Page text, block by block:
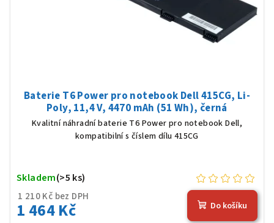
Baterie T6 Power pro notebook Dell 415CG, Li-
Poly, 11,4 V, 4470 mAh (51 Wh), černá
Kvalitní náhradní baterie T6 Power pro notebook Dell,
kompatibilní s číslem dílu 415CG
1 210 Kč bez DPH
1 464 Kč
Skladem(>5 ks)
Do košíku